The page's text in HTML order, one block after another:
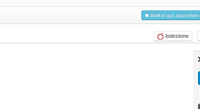
Artikel gut aussehen
lodestone